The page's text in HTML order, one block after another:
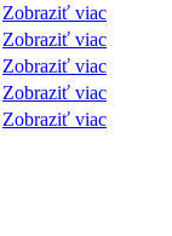
Zobraziť viac
Zobraziť viac
Zobraziť viac
Zobraziť viac
Zobraziť viac